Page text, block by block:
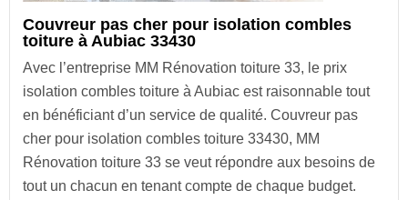
Couvreur pas cher pour isolation combles
toiture à Aubiac 33430
Avec l’entreprise MM Rénovation toiture 33, le prix
isolation combles toiture à Aubiac est raisonnable tout
en bénéficiant d’un service de qualité. Couvreur pas
cher pour isolation combles toiture 33430, MM
Rénovation toiture 33 se veut répondre aux besoins de
tout un chacun en tenant compte de chaque budget.